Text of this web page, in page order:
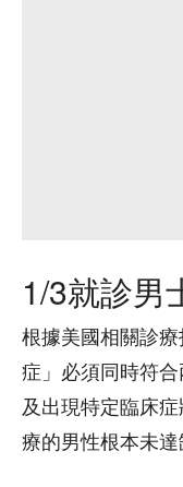
1/3就診男
根據美國相關診
症」必須同時符
及出現特定臨床
療的男性根本未達